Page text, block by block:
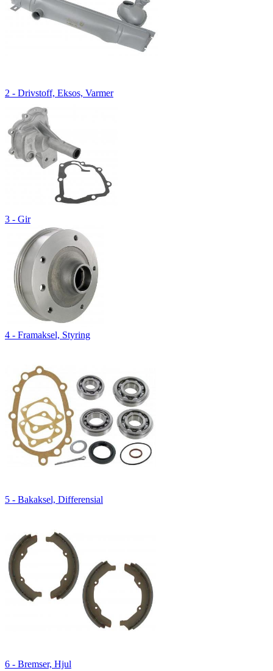
2 - Drivstoff, Eksos, Varmer
3 - Gir
4 - Framaksel, Styring
5 - Bakaksel, Differensial
6 - Bremser, Hjul